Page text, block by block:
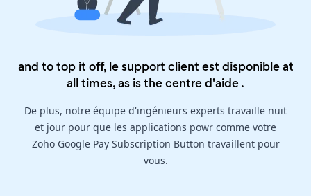
and to top it off, le support client est disponible at
all times, as is thecentre d'aide.
De plus, notre équipe d'ingénieurs experts travaille nuit
et jour pour que les applications powr comme votre
Zoho Google Pay Subscription Button travaillent pour
vous.